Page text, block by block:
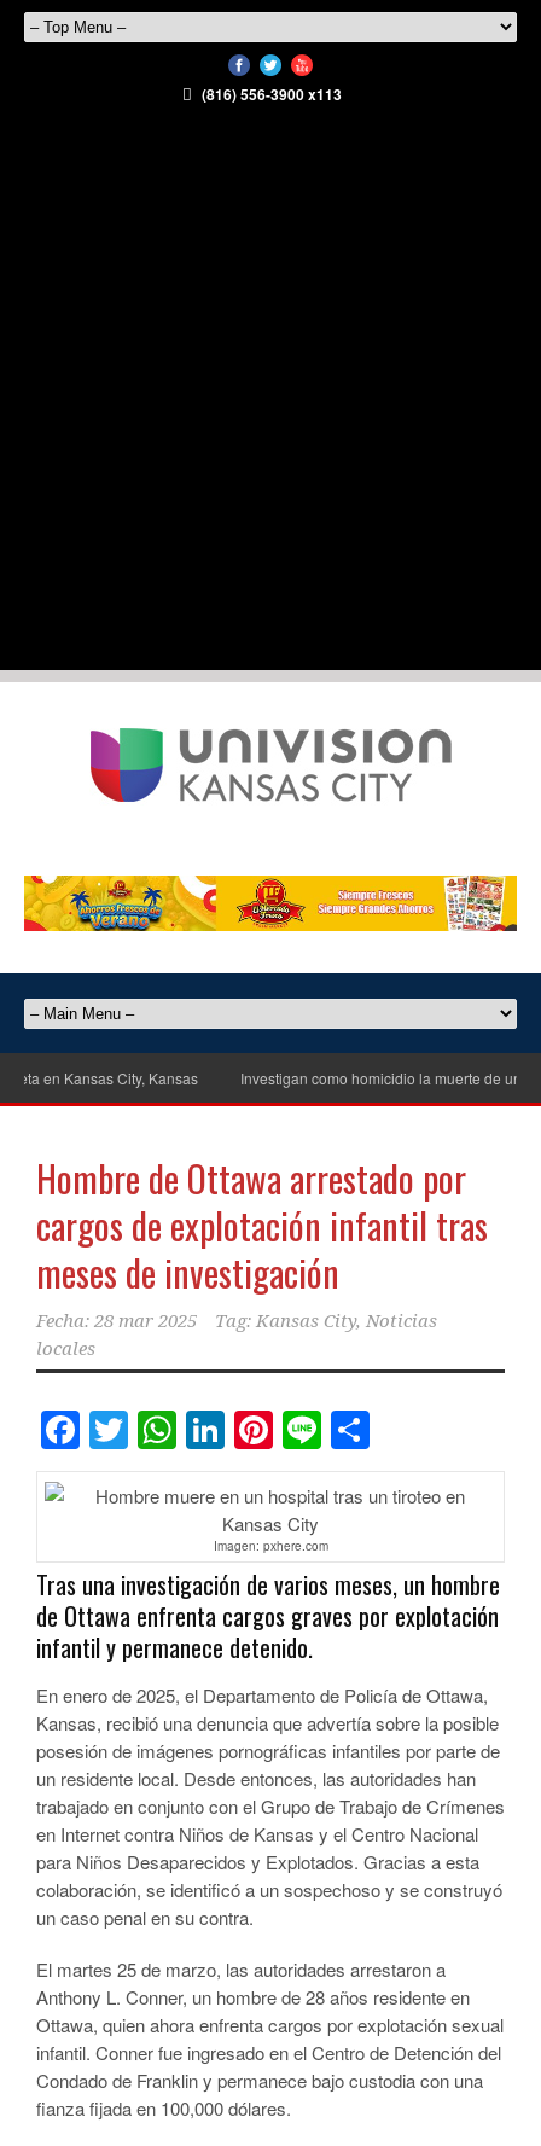
(816) 556-3900 x113
en Kansas City, Kansas Investigan como homicidio la muerte de un
Hombre de Ottawa arrestado por
cargos de explotación infantil tras
meses de investigación
Fecha: 28 mar 2025 Tag: Kansas City, Noticias
locales
Facebook
Twitter
WhatsApp
LinkedIn
Pinterest
Line
Imagen: pxhere.com
Tras una investigación de varios meses, un hombre
de Ottawa enfrenta cargos graves por explotación
infantil y permanece detenido.
En enero de 2025, el Departamento de Policía de Ottawa,
Kansas, recibió una denuncia que advertía sobre la posible
posesión de imágenes pornográficas infantiles por parte de
un residente local. Desde entonces, las autoridades han
trabajado en conjunto con el Grupo de Trabajo de Crímenes
en Internet contra Niños de Kansas y el Centro Nacional
para Niños Desaparecidos y Explotados. Gracias a esta
colaboración, se identificó a un sospechoso y se construyó
un caso penal en su contra.
El martes 25 de marzo, las autoridades arrestaron a
Anthony L. Conner, un hombre de 28 años residente en
Ottawa, quien ahora enfrenta cargos por explotación sexual
infantil. Conner fue ingresado en el Centro de Detención del
Condado de Franklin y permanece bajo custodia con una
fianza fijada en 100,000 dólares.